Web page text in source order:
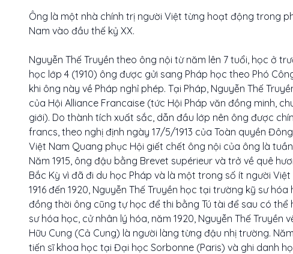
Ông là một nhà chính trị người Việt từng hoạt động trong
Nam vào đầu thế kỷ XX.
Nguyễn Thế Truyền theo ông nội từ năm lên 7 tuổi, học ở
học lớp 4 (1910) ông được gửi sang Pháp học theo Phó
khi ông này về Pháp nghỉ phép. Tại Pháp, Nguyễn Thế
của Hội Alliance Francaise (tức Hội Pháp văn đồng minh,
giới). Do thành tích xuất sắc, dẫn đầu lớp nên ông được
francs, theo nghị định ngày 17/5/1913 của Toàn quyền
Việt Nam Quang phục Hội giết chết ông nội của ông là
Năm 1915, ông đậu bằng Brevet supérieur và trở về quê
Bắc Kỳ vì đã đi du học Pháp và là một trong số ít người
1916 đến 1920, Nguyễn Thế Truyền học tại trường kỹ sư
đồng thời ông cũng tự học để thi bằng Tú tài để sau có
sư hóa học, cử nhân lý hóa, năm 1920, Nguyễn Thế
Hữu Cung (Cả Cung) là người làng từng đậu nhị trường.
tiến sĩ khoa học tại Đại học Sorbonne (Paris) và ghi danh